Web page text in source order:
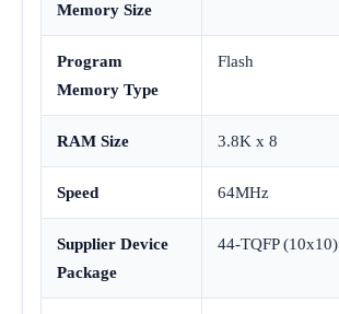
Memory Size
Program
Memory Type
Flash
RAM Size 3.8K x 8
Speed 64MHz
Supplier Device
Package
44-TQFP (10x10)